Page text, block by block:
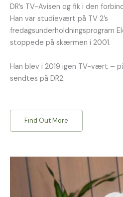
DR’s TV-Avisen og fik i den
Han var studievært på TV 2’s
fredagsunderholdningsprogram
stoppede på skærmen i 2001.
Han blev i 2019 igen TV-vært –
sendtes på DR2.
Find Out More